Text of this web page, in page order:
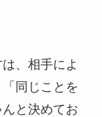
、相手によ
同じことを
と決めてお